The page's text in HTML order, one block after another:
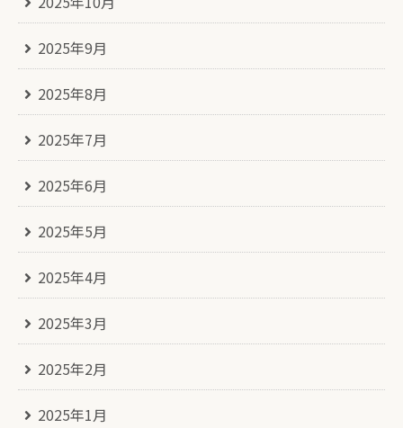
2025年9月
2025年8月
2025年7月
2025年6月
2025年5月
2025年4月
2025年3月
2025年2月
2025年1月